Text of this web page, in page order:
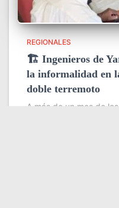
REGIONALES
🏗️ Ingenieros de
la informalidad en
doble terremoto
A más de un mes de